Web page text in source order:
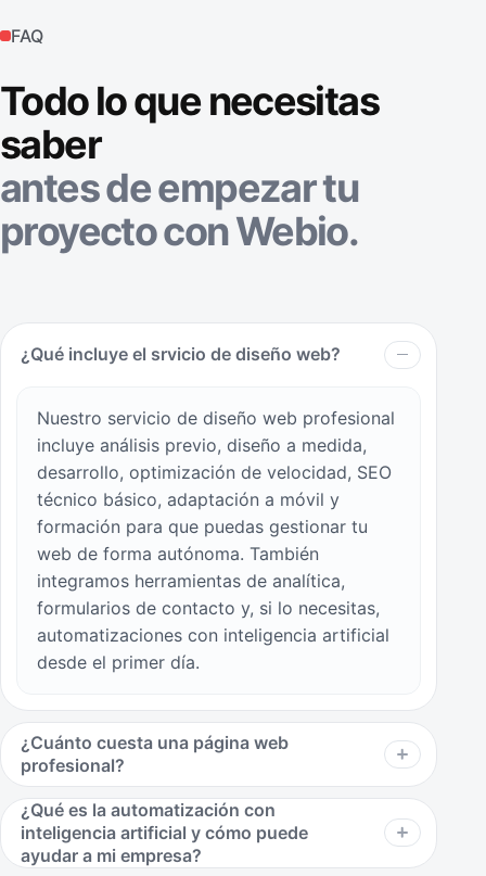
FAQ
Todo lo que necesitas
saber
antes de empezar tu
proyecto con Webio.
¿Qué incluye el srvicio de diseño web?
Nuestro servicio de diseño web profesional
incluye análisis previo, diseño a medida,
desarrollo, optimización de velocidad, SEO
técnico básico, adaptación a móvil y
formación para que puedas gestionar tu
web de forma autónoma. También
integramos herramientas de analítica,
formularios de contacto y, si lo necesitas,
automatizaciones con inteligencia artificial
desde el primer día.
¿Cuánto cuesta una página web
profesional?
¿Qué es la automatización con
inteligencia artificial y cómo puede
ayudar a mi empresa?